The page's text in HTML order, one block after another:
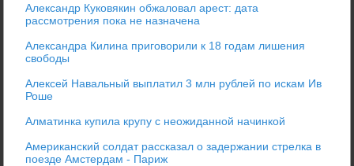
Александр Куковякин обжаловал арест: дата
рассмотрения пока не назначена
Александра Килина приговорили к 18 годам лишения
свободы
Алексей Навальный выплатил 3 млн рублей по искам Ив
Роше
Алматинка купила крупу с неожиданной начинкой
Американский солдат рассказал о задержании стрелка в
поезде Амстердам - Париж